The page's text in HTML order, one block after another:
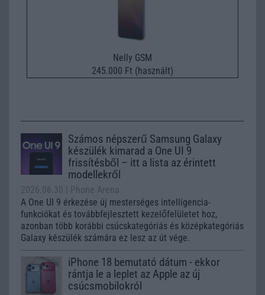
Nelly GSM
245.000 Ft (használt)
Számos népszerű Samsung Galaxy
készülék kimarad a One UI 9
frissítésből – itt a lista az érintett
modellekről
2026.06.30
| Phone Arena
A One UI 9 érkezése új mesterséges intelligencia-
funkciókat és továbbfejlesztett kezelőfelületet hoz,
azonban több korábbi csúcskategóriás és középkategóriás
Galaxy készülék számára ez lesz az út vége.
iPhone 18 bemutató dátum - ekkor
rántja le a leplet az Apple az új
csúcsmobilokról